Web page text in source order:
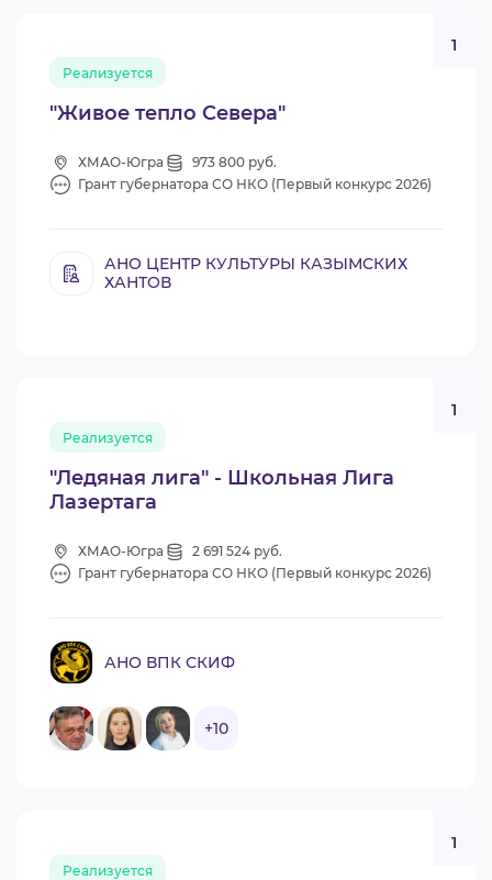
"Живое тепло Севера"
Реализуется
1
ХМАО-Югра
973 800 руб.
Грант губернатора СО НКО (Первый конкурс 2026)
АНО ЦЕНТР КУЛЬТУРЫ КАЗЫМСКИХ
ХАНТОВ
"Ледяная лига" - Школьная Лига
Лазертага
Реализуется
1
ХМАО-Югра
2 691 524 руб.
Грант губернатора СО НКО (Первый конкурс 2026)
АНО ВПК СКИФ
+10
Реализуется
1